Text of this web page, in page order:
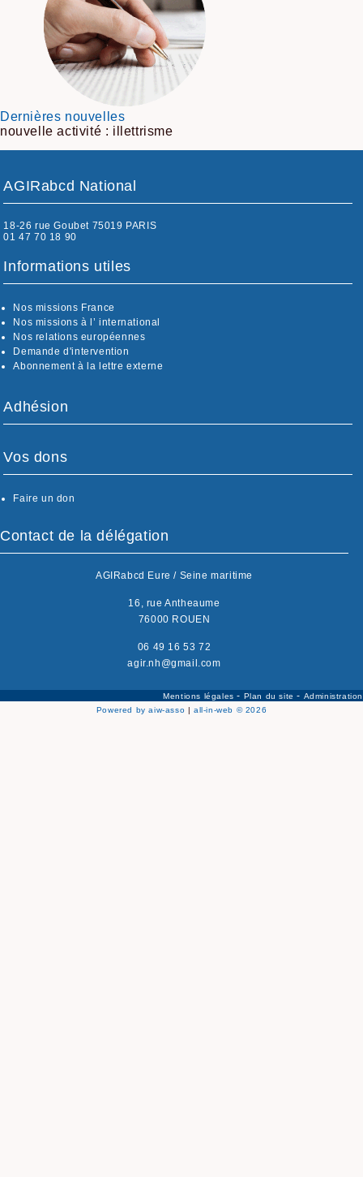
Dernières nouvelles
nouvelle activité : illettrisme
AGIRabcd National
18-26 rue Goubet 75019 PARIS
01 47 70 18 90
Informations utiles
Nos missions France
Nos missions à l’ international
Nos relations européennes
Demande d'intervention
Abonnement à la lettre externe
Adhésion
Vos dons
Faire un don
Contact de la délégation
AGIRabcd Eure / Seine maritime
16, rue Antheaume
76000 ROUEN
06 49 16 53 72
agir.nh@gmail.com
Mentions légales- Plan du site- Administration
Powered by aiw-asso | all-in-web © 2026